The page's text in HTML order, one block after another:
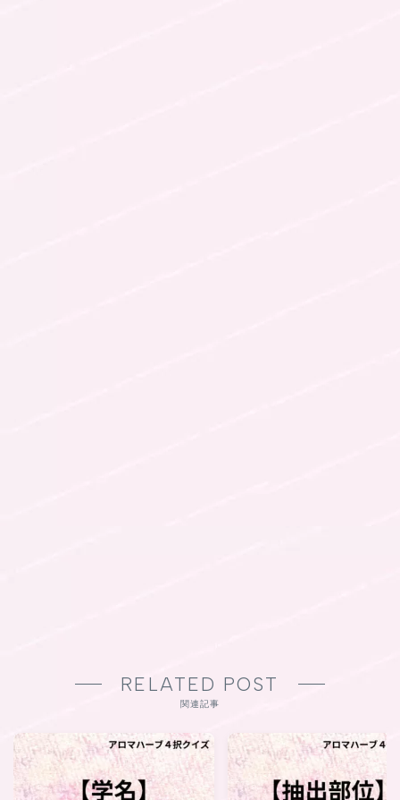
RELATED POST
関連記事